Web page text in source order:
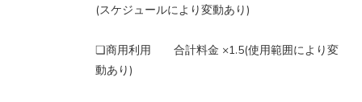
(スケジュールにより変動あり)
❏商用利用 合計料金 ×1.5(使用範囲により変
動あり)